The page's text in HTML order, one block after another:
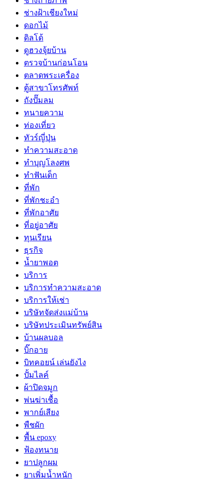
ช่างฝ้าเชียงใหม่
ดอกไม้
ดิลโด้
ดูฮวงจุ้ยบ้าน
ตรวจบ้านก่อนโอน
ตลาดพระเครื่อง
ตู้สาขาโทรศัพท์
ถังปั๊มลม
ทนายความ
ท่องเที่ยว
ทัวร์ญี่ปุ่น
ทำความสะอาด
ทำบุญโลงศพ
ทำฟันเด็ก
ที่พัก
ที่พักชะอำ
ที่พักอาศัย
ที่อยู่อาศัย
ทุนเรียน
ธุรกิจ
น้ำยาพอต
บริการ
บริการทำความสะอาด
บริการให้เช่า
บริษัทจัดส่งแม่บ้าน
บริษัทประเมินทรัพย์สิน
บ้านผลบอล
บิ๊กอาย
บิทคอยน์ เล่นยังไง
ปั้มไลค์
ผ้าปิดจมูก
พ่นฆ่าเชื้อ
พากย์เสียง
พืชผัก
พื้น epoxy
ฟ้องทนาย
ยาปลูกผม
ยาเพิ่มน้ำหนัก